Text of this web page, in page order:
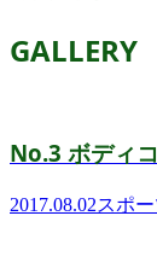
GALLERY
No.3 ボディ
2017.08.02スポ